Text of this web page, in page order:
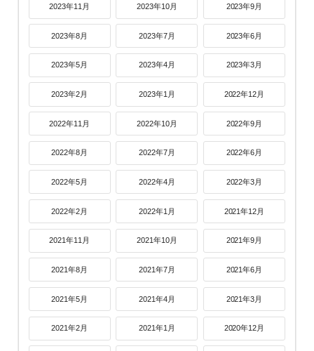
2023年11月 2023年10月 2023年9月
2023年8月 2023年7月 2023年6月
2023年5月 2023年4月 2023年3月
2023年2月 2023年1月 2022年12月
2022年11月 2022年10月 2022年9月
2022年8月 2022年7月 2022年6月
2022年5月 2022年4月 2022年3月
2022年2月 2022年1月 2021年12月
2021年11月 2021年10月 2021年9月
2021年8月 2021年7月 2021年6月
2021年5月 2021年4月 2021年3月
2021年2月 2021年1月 2020年12月